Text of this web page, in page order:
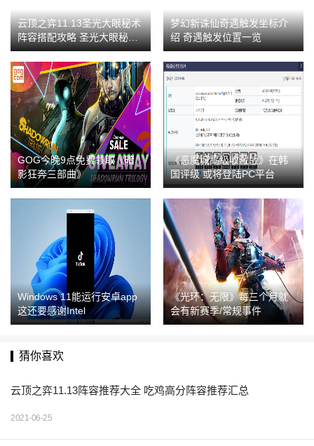
云顶之弈11.13圣光大眼秘术
阵容搭配攻略 圣光大眼秘术
阵容搭配玩法大全
梦幻新诛仙奇遇触发坐标介
绍 奇遇触发位置一览
GOG今晚9点免费领取《暗
影狂奔三部曲》
《恶魔城高级收藏版》在韩
国评级 或将登陆PC平台
Windows 11能运行安卓app
这还要感谢Intel
《光环：无限》每三个月就
会有新赛季/常规事件
猜你喜欢
云顶之弈11.13阵容推荐大全 吃鸡高分阵容推荐汇总
2021-06-25